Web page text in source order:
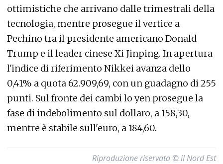
ottimistiche che arrivano dalle trimestrali della
tecnologia, mentre prosegue il vertice a
Pechino tra il presidente americano Donald
Trump e il leader cinese Xi Jinping. In apertura
l'indice di riferimento Nikkei avanza dello
0,41% a quota 62.909,69, con un guadagno di 255
punti. Sul fronte dei cambi lo yen prosegue la
fase di indebolimento sul dollaro, a 158,30,
mentre è stabile sull'euro, a 184,60.
Riproduzione riservata © il Nord Est